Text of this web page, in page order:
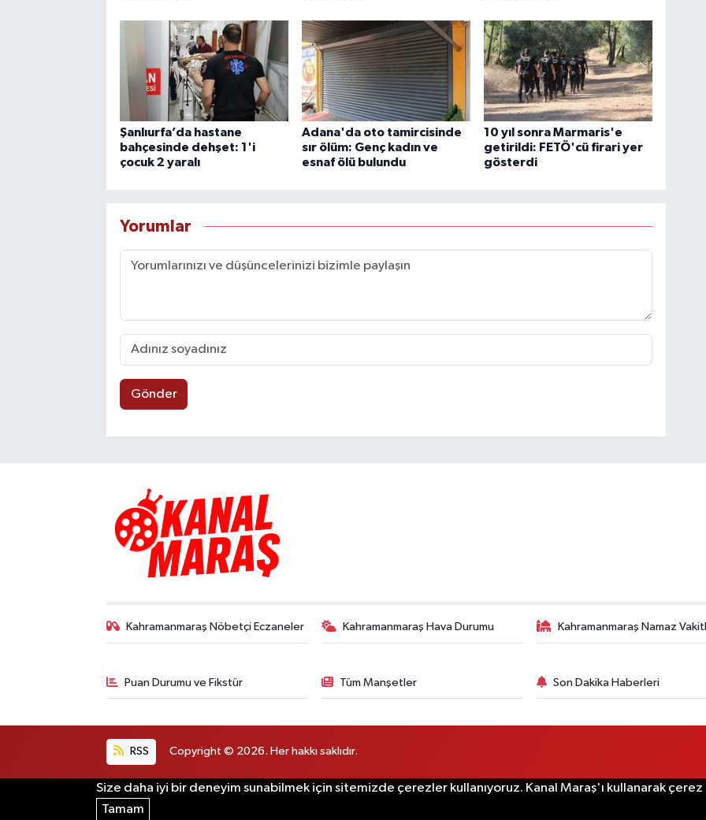
Şanlıurfa’da hastane
bahçesinde dehşet: 1'i
çocuk 2 yaralı
Adana'da oto tamircisinde
sır ölüm: Genç kadın ve
esnaf ölü bulundu
10 yıl sonra Marmaris'e
getirildi: FETÖ'cü firari yer
gösterdi
Yorumlar
Gönder
Kahramanmaraş Nöbetçi Eczaneler Kahramanmaraş Hava Durumu Kahramanmaraş Namaz
Puan Durumu ve Fikstür Tüm Manşetler Son Dakika Haberleri
RSS Copyright © 2026. Her hakkı saklıdır.
Size daha iyi bir deneyim sunabilmek için sitemizde çerezler kullanıyoruz. Kanal Maraş'ı kullanarak çerez
Tamam